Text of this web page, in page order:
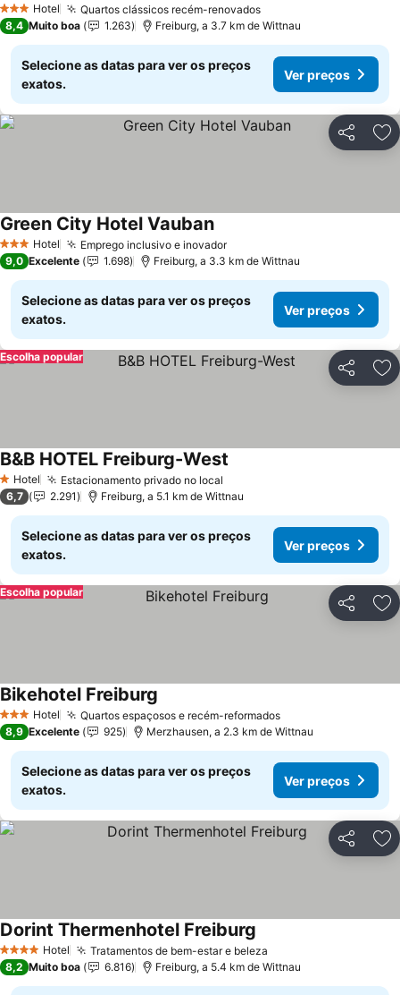
3 EstrelasHotel Quartos clássicos recém-renovados
8,4 Muito boa 1.263 Freiburg, a 3.7 km de Wittnau
Selecione as datas para ver os preços
exatos.
Ver preços
Partilhar
3 EstrelasHotel Emprego inclusivo e inovador
Green City Hotel Vauban
9,0 Excelente 1.698 Freiburg, a 3.3 km de Wittnau
Selecione as datas para ver os preços
exatos.
Ver preços
Partilhar
Escolha popular
1 Estrelas
Hotel Estacionamento privado no local
B&B HOTEL Freiburg-West
6,7 2.291 Freiburg, a 5.1 km de Wittnau
Selecione as datas para ver os preços
exatos.
Ver preços
Partilhar
Escolha popular
3 EstrelasHotel Quartos espaçosos e recém-reformados
Bikehotel Freiburg
8,9 Excelente 925 Merzhausen, a 2.3 km de Wittnau
Selecione as datas para ver os preços
exatos.
Ver preços
Partilhar
4 EstrelasHotel Tratamentos de bem-estar e beleza
Dorint Thermenhotel Freiburg
8,2 Muito boa 6.816 Freiburg, a 5.4 km de Wittnau